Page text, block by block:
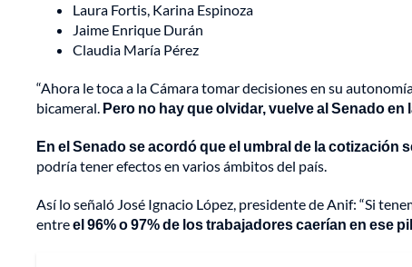
Laura Fortis, Karina Espinoza
Jaime Enrique Durán
Claudia María Pérez
“Ahora le toca a la Cámara tomar decisiones en su
bicameral. Pero no hay que olvidar, vuelve al Senado en
En el Senado se acordó que el umbral de la cotización
podría tener efectos en varios ámbitos del país.
Así lo señaló José Ignacio López, presidente de Anif: “Si
entreel 96% o 97% de los trabajadores caerían en ese